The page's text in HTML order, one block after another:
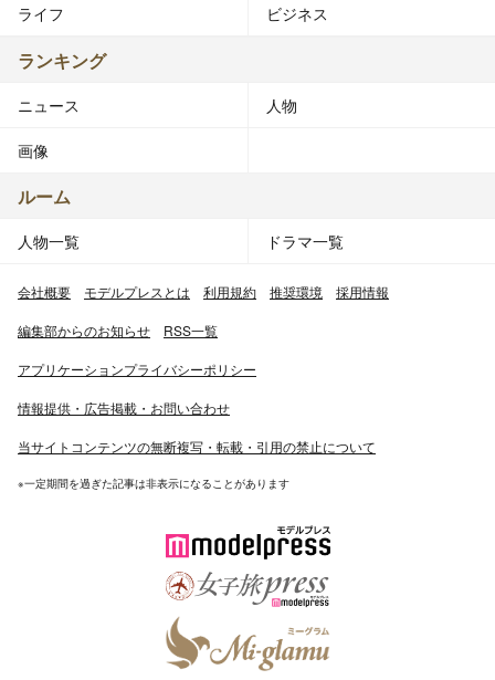
ライフ ビジネス
ランキング
ニュース 人物
画像
ルーム
人物一覧 ドラマ一覧
会社概要 モデルプレスとは 利用規約 推奨環境 採用情報
編集部からのお知らせ RSS一覧
アプリケーションプライバシーポリシー
情報提供・広告掲載・お問い合わせ
当サイトコンテンツの無断複写・転載・引用の禁止について
※一定期間を過ぎた記事は非表示になることがあります